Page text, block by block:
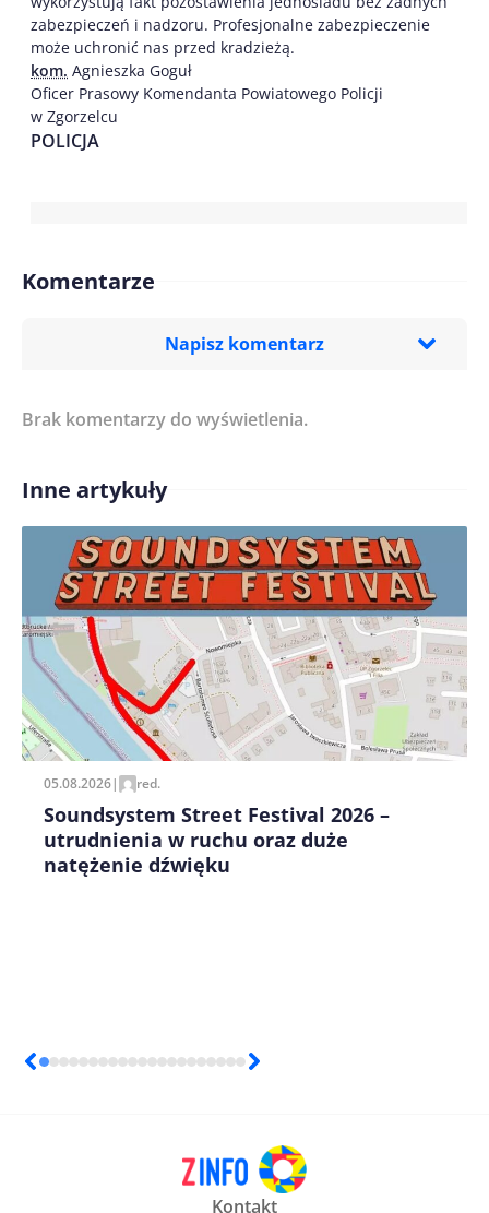
zabezpieczeń i nadzoru. Profesjonalne zabezpieczenie
może uchronić nas przed kradzieżą.
kom. Agnieszka Goguł
Oficer Prasowy Komendanta Powiatowego Policji
w Zgorzelcu
POLICJA
Komentarze
Napisz komentarz
Treść komentarza*
Imię/ Nick*
Zapamiętaj moje dane w tej przeglądarce podczas
pisania kolejnych komentarzy.
Brak komentarzy do wyświetlenia.
Inne artykuły
05.08.2026| red.
Soundsystem Street Festival 2026 –
utrudnienia w ruchu oraz duże
natężenie dźwięku
Kontakt